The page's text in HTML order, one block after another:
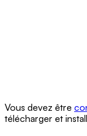
Vous devez être
télécharger et